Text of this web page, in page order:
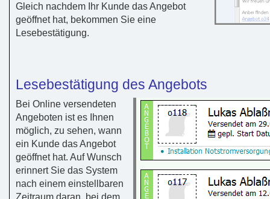
Gleich nachdem Ihr Kunde das Angebot
geöffnet hat, bekommen Sie eine
Lesebestätigung.
Lesebestätigung des Angebots
Bei Online versendeten
Angeboten ist es Ihnen
möglich, zu sehen, wann
ein Kunde das Angebot
geöffnet hat. Auf Wunsch
erinnert Sie das System
nach einem einstellbaren
Zeitraum daran, bei dem